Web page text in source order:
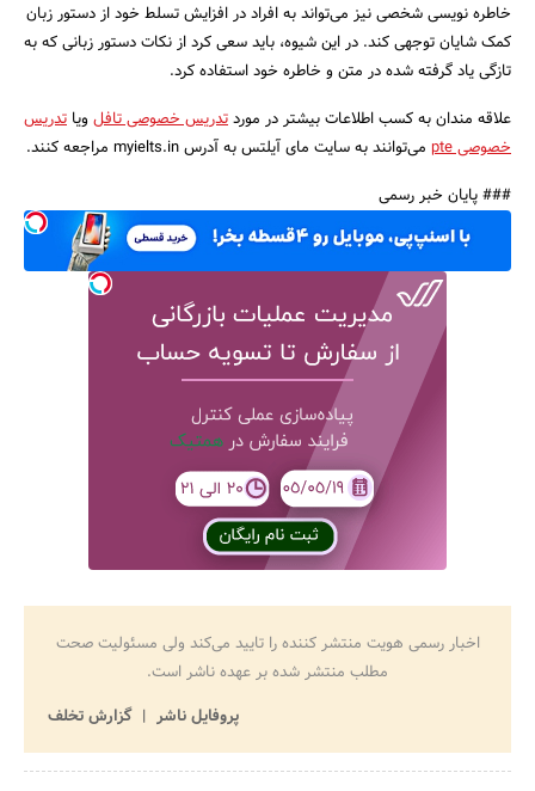
خاطره نویسی شخصی نیز می‌تواند به افراد در افزایش تسلط خود از دستور زبان
کمک شایان توجهی کند. در این شیوه، باید سعی کرد از نکات دستور زبانی که به
تازگی یاد گرفته شده در متن و خاطره خود استفاده کرد.
علاقه مندان به کسب اطلاعات بیشتر در موردتدریس خصوصی تافلویا تدریس
خصوصی pte
می‌توانند به سایت مای آیلتس به آدرس myielts.in مراجعه کنند.
### پایان خبر رسمی
اخبار رسمی هویت منتشر کننده را تایید می‌کند ولی مسئولیت صحت
مطلب منتشر شده بر عهده ناشر است.
پروفایل ناشر
گزارش تخلف